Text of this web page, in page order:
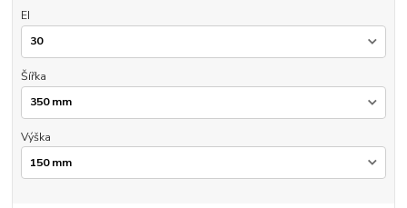
EI
Šířka
Výška